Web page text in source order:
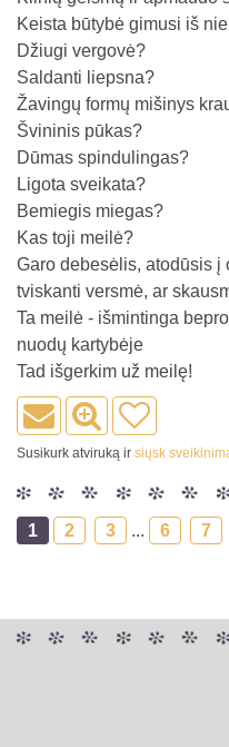
Keista būtybė gimusi iš
Džiugi vergovė?
Saldanti liepsna?
Žavingų formų mišinys
Švininis pūkas?
Dūmas spindulingas?
Ligota sveikata?
Bemiegis miegas?
Kas toji meilė?
Garo debesėlis, atodūsis
tviskanti versmė, ar
Ta meilė - išmintinga
nuodų kartybėje
Tad išgerkim už meilę!
Susikurk atviruką ir siųsk
1 2 3 ... 6 7